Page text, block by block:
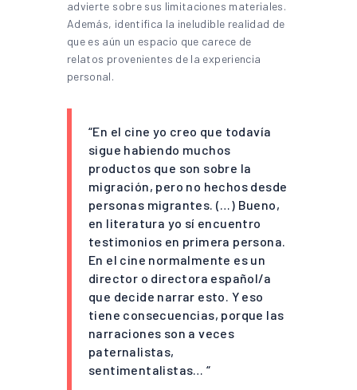
advierte sobre sus limitaciones materiales.
Además, identifica la ineludible realidad de
que es aún un espacio que carece de
relatos provenientes de la experiencia
personal.
“En el cine yo creo que todavía
sigue habiendo muchos
productos que son sobre la
migración, pero no hechos desde
personas migrantes. (…) Bueno,
en literatura yo sí encuentro
testimonios en primera persona.
En el cine normalmente es un
director o directora español/a
que decide narrar esto. Y eso
tiene consecuencias, porque las
narraciones son a veces
paternalistas,
sentimentalistas… “